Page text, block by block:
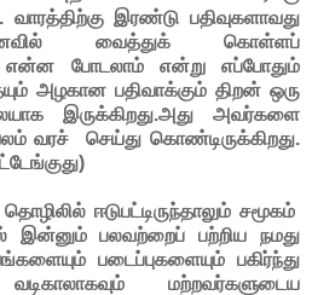
இரண்டு பதிவுகளாவது
வைத்துக் கொள்ளப்
என்ன போடலாம் என்று எப்போதும்
அழகான பதிவாக்கும் திறன் ஒரு
இருக்கிறது.அது அவர்களை
வரச் செய்து கொண்டிருக்கிறது.
ஈடுபட்டிருந்தாலும் சமூகம்
இன்னும் பலவற்றைப் பற்றிய நமது
படைப்புகளையும் பகிர்ந்து
மற்றவர்களுடைய